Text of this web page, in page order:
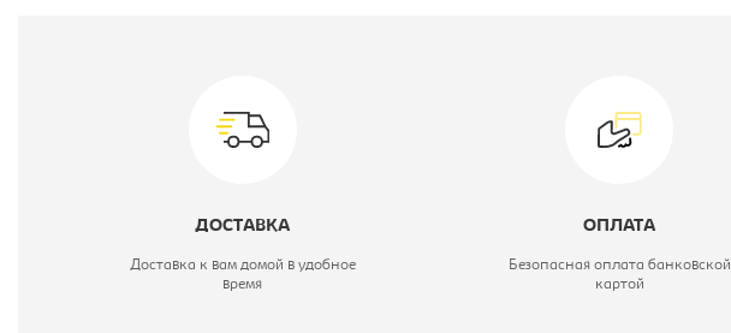
ДОСТАВКА
Доставка к вам домой в удобное
время
ОПЛАТА
Безопасная оплата банковской
картой